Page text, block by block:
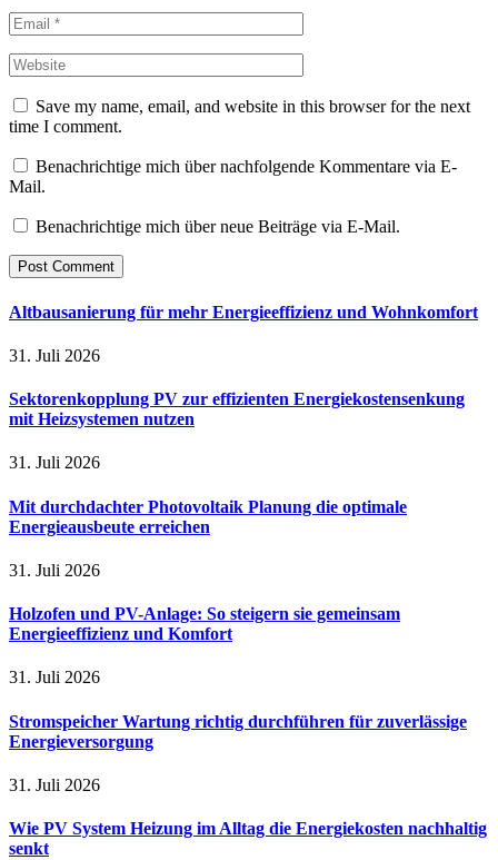
Save my name, email, and website in this browser for the next
time I comment.
Benachrichtige mich über nachfolgende Kommentare via E-
Mail.
Benachrichtige mich über neue Beiträge via E-Mail.
Altbausanierung für mehr Energieeffizienz und Wohnkomfort
31. Juli 2026
Sektorenkopplung PV zur effizienten Energiekostensenkung
mit Heizsystemen nutzen
31. Juli 2026
Mit durchdachter Photovoltaik Planung die optimale
Energieausbeute erreichen
31. Juli 2026
Holzofen und PV-Anlage: So steigern sie gemeinsam
Energieeffizienz und Komfort
31. Juli 2026
Stromspeicher Wartung richtig durchführen für zuverlässige
Energieversorgung
31. Juli 2026
Wie PV System Heizung im Alltag die Energiekosten nachhaltig
senkt